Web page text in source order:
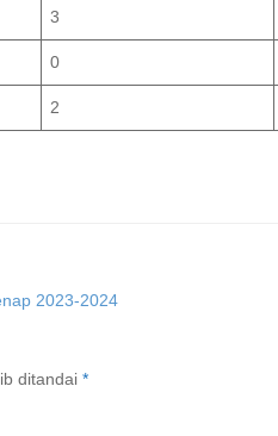
3
0
2
2023-2024
ditandai *